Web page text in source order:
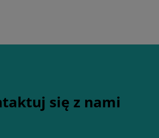
się z nami